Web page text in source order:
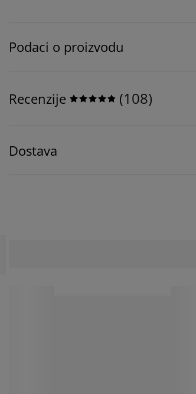
Podaci o proizvodu
Recenzije (108)
Dostava